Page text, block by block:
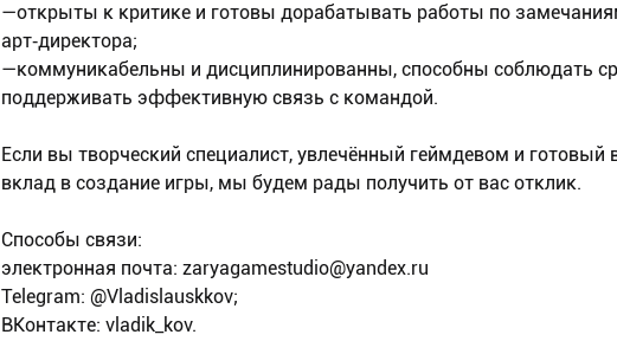
—открыты к критике и готовы дорабатывать работы по
арт‑директора;
—коммуникабельны и дисциплинированны, способны соблюдать
поддерживать эффективную связь с командой.
Если вы творческий специалист, увлечённый геймдевом и готовый
вклад в создание игры, мы будем рады получить от вас отклик.
Способы связи:
электронная почта: zaryagamestudio@yandex.ru
Telegram: @Vladislauskkov;
ВКонтакте: vladik_kov.